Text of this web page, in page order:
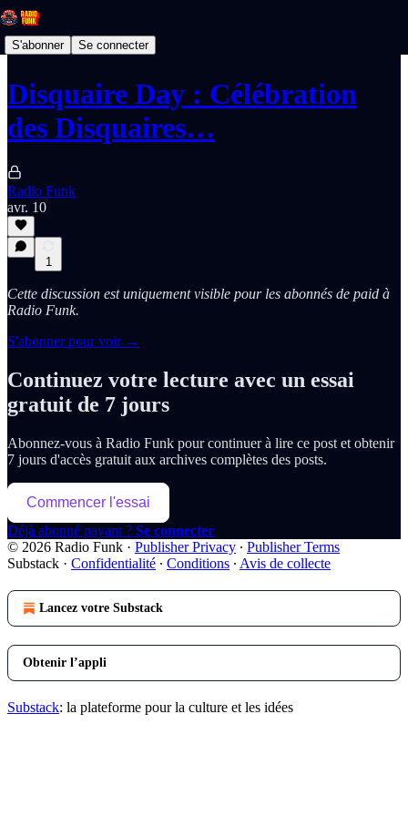
S'abonner Se connecter
Disquaire Day : Célébration
des Disquaires…
Radio Funk
avr. 10
1
Cette discussion est uniquement visible pour les abonnés de paid à
Radio Funk.
S'abonner pour voir →
Continuez votre lecture avec un essai
gratuit de 7 jours
Abonnez-vous à Radio Funk pour continuer à lire ce post et obtenir
7 jours d'accès gratuit aux archives complètes des posts.
Commencer l'essai
Déjà abonné payant ? Se connecter
© 2026 Radio Funk · Publisher Privacy ∙ Publisher Terms
Substack · Confidentialité ∙ Conditions ∙ Avis de collecte
Lancez votre Substack
Obtenir l’appli
Substack: la plateforme pour la culture et les idées